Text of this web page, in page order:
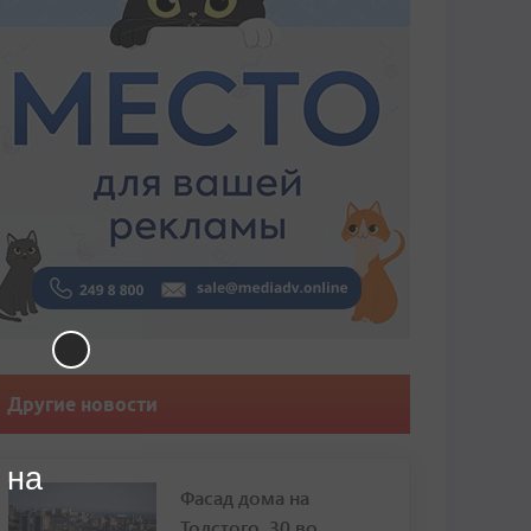
Другие новости
Фасад дома на